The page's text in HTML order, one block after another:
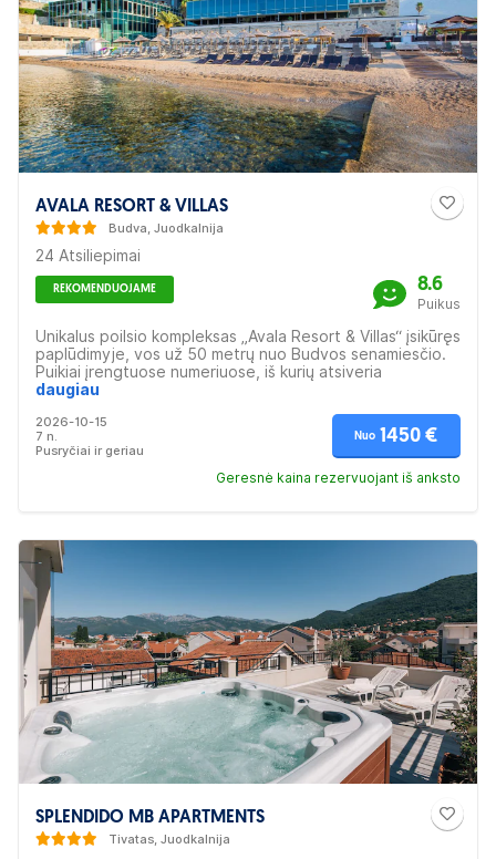
AVALA RESORT & VILLAS
Budva, Juodkalnija
24 Atsiliepimai
REKOMENDUOJAME 8.6
Puikus
Unikalus poilsio kompleksas „Avala Resort & Villas“ įsikūręs
paplūdimyje, vos už 50 metrų nuo Budvos senamiesčio.
Puikiai įrengtuose numeriuose, iš kurių atsiveria
nuostabūs jūros arba kalnų vaizdai. Dėl unikalios
įvairia veikla. Čia galima tiesiog mėgautis saule ir
džiaugtis pramogomis jūroje, o reiklesniems svečiams
rengiamos specialios programos. Nuostabi viea šeimoms
daugiau
2026-10-15
7 n.
Pusryčiai ir geriau
Nuo 1450 €
Geresnė kaina rezervuojant iš anksto
SPLENDIDO MB APARTMENTS
Tivatas, Juodkalnija